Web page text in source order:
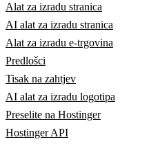
Alat za izradu stranica
AI alat za izradu stranica
Alat za izradu e-trgovina
Predlošci
Tisak na zahtjev
AI alat za izradu logotipa
Preselite na Hostinger
Hostinger API